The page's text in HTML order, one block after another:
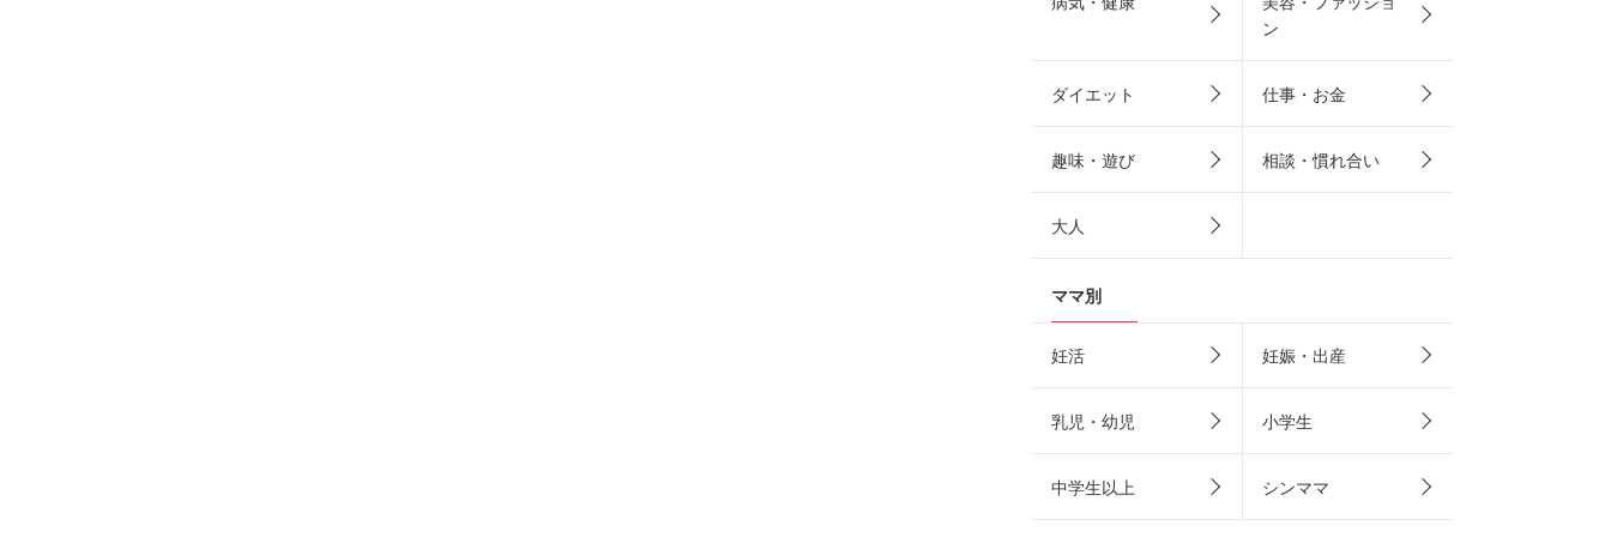
ン
ダイエット 仕事・お金
趣味・遊び 相談・慣れ合い
大人
ママ別
妊活 妊娠・出産
乳児・幼児 小学生
中学生以上 シンママ